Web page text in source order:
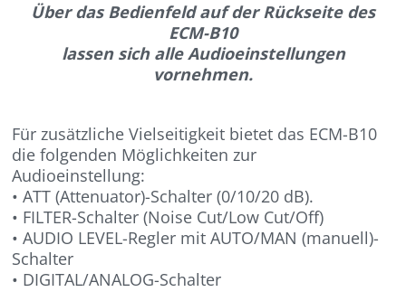
Über das Bedienfeld auf der Rückseite des
ECM-B10
lassen sich alle Audioeinstellungen
vornehmen.
Für zusätzliche Vielseitigkeit bietet das ECM-B10
die folgenden Möglichkeiten zur
Audioeinstellung:
• ATT (Attenuator)-Schalter (0/10/20 dB).
• FILTER-Schalter (Noise Cut/Low Cut/Off)
• AUDIO LEVEL-Regler mit AUTO/MAN (manuell)-
Schalter
• DIGITAL/ANALOG-Schalter